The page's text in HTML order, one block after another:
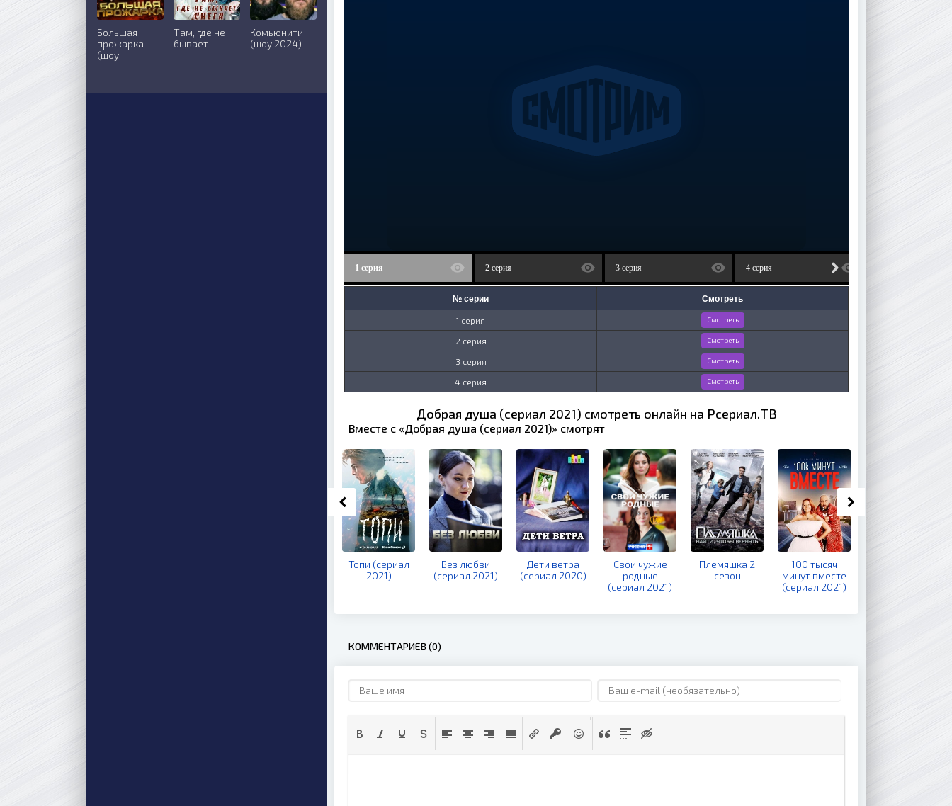
1 серия 2 серия 3 серия 4 серия
№ серии Смотреть
1 серия Смотреть
2 серия Смотреть
3 серия Смотреть
4 серия Смотреть
Добрая душа (сериал 2021) смотреть онлайн на Рсериал.ТВ
Вместе с «Добрая душа (сериал 2021)» смотрят
Топи (сериал
2021)
Без любви
(сериал 2021)
Дети ветра
(сериал 2020)
Свои чужие
родные
(сериал 2021)
Племяшка 2
сезон
100 тысяч
минут вместе
(сериал 2021)
КОММЕНТАРИЕВ (0)
Большая
прожарка
(шоу
Там, где не
бывает
Комьюнити
(шоу 2024)